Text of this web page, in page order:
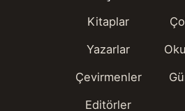
Kitaplar
Yazarlar
Çevirmenler
Editörler